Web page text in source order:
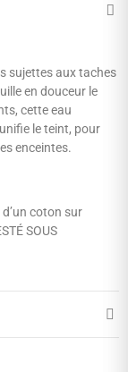
sujettes aux taches
en douceur le
cette eau
le teint, pour
enceintes.
coton sur
SOUS